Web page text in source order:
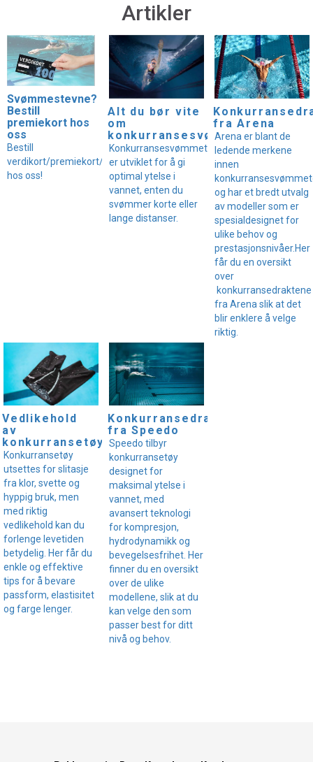
Artikler
Svømmestevne?
Bestill
premiekort hos
oss
Bestill
verdikort/premiekort/gavekort
hos oss!
Alt du bør vite
om
konkurransesvømmetøy
Konkurransesvømmetøy
er utviklet for å gi
optimal ytelse i
vannet, enten du
svømmer korte eller
lange distanser.
fra Arena
Arena er blant de
ledende merkene
innen
og har et bredt utvalg
av modeller som er
spesialdesignet for
ulike behov og
prestasjonsnivåer.Her
får du en oversikt
over
konkurransedraktene
fra Arena slik at det
blir enklere å velge
riktig.
Vedlikehold
av
konkurransetøy
Konkurransetøy
utsettes for slitasje
fra klor, svette og
hyppig bruk, men
med riktig
vedlikehold kan du
forlenge levetiden
betydelig. Her får du
enkle og effektive
tips for å bevare
passform, elastisitet
og farge lenger.
Konkurransedrakter
fra Speedo
Speedo tilbyr
konkurransetøy
designet for
maksimal ytelse i
vannet, med
avansert teknologi
for kompresjon,
hydrodynamikk og
bevegelsesfrihet. Her
finner du en oversikt
over de ulike
modellene, slik at du
kan velge den som
passer best for ditt
nivå og behov.